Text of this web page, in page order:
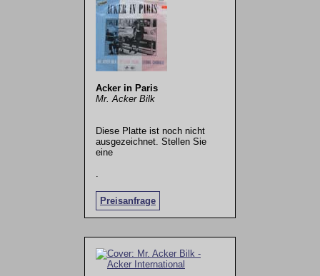
Acker in Paris
Mr. Acker Bilk
Diese Platte ist noch nicht
ausgezeichnet. Stellen Sie
eine
Preisanfrage
.